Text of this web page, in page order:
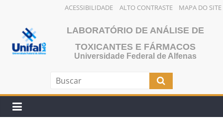
ACESSIBILIDADE ALTO CONTRASTE MAPA DO SITE
conteúdo
LABORATÓRIO DE ANÁLISE DE
TOXICANTES E FÁRMACOS
Universidade Federal de Alfenas